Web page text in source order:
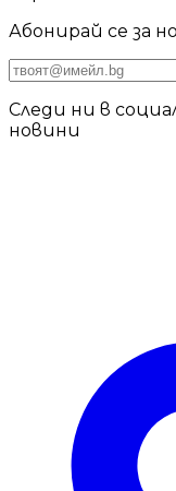
Абонирай се за
Следи ни в
новини